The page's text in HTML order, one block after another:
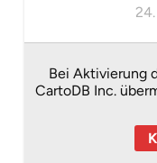
Bei Aktivierung
CartoDB Inc.